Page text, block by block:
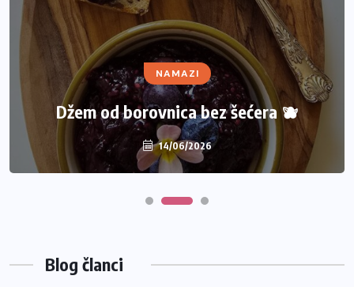
NAMAZI
Džem od borovnica bez šećera 🫐
14/06/2026
Blog članci